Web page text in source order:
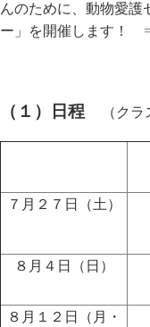
んのために、動物愛護
ー」を開催します！
（１）日程 （ク
７月２７日（土）
８月４日（日）
８月１２日（月・